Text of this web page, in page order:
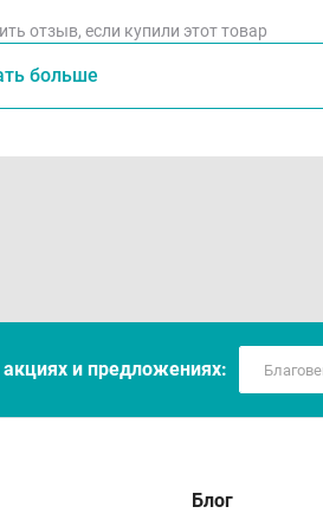
отзыв, если купили этот товар
больше
и предложениях:
Блог